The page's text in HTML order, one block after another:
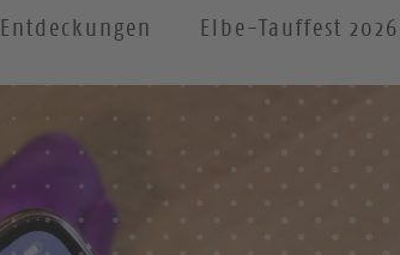
Entdeckungen Elbe-Tauffest 2026